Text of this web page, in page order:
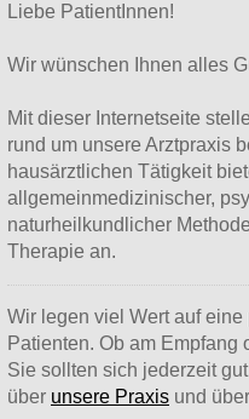
Liebe PatientInnen!
Wir wünschen Ihnen alles
Mit dieser Internetseite
rund um unsere Arztpraxis
hausärztlichen Tätigkeit
allgemeinmedizinischer,
naturheilkundlicher
Therapie an.
Wir legen viel Wert auf
Patienten. Ob am Empfang
Sie sollten sich jederzeit
über unsere Praxis und